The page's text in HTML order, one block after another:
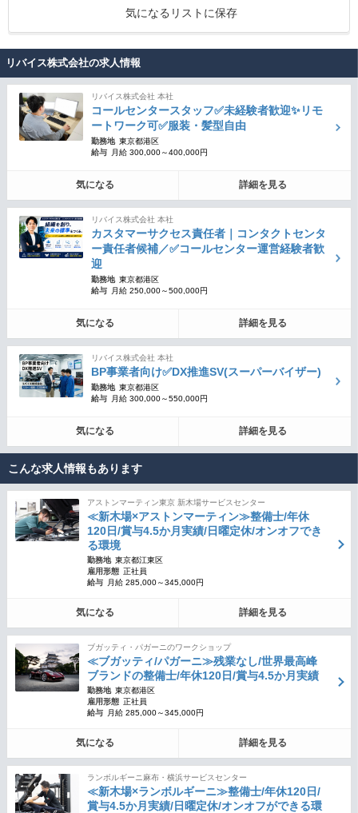
気になるリストに保存
リバイス株式会社の求人情報
リバイス株式会社 本社
コールセンタースタッフ✅未経験者歓迎✨リモ
ートワーク可✅服装・髪型自由
勤務地 東京都港区
給与
月給 300,000～400,000円
気になる 詳細を見る
リバイス株式会社 本社
カスタマーサクセス責任者｜コンタクトセンタ
ー責任者候補／✅コールセンター運営経験者歓
迎
勤務地 東京都港区
給与
月給 250,000～500,000円
気になる 詳細を見る
リバイス株式会社 本社
BP事業者向け✅DX推進SV(スーパーバイザー)
勤務地 東京都港区
給与
月給 300,000～550,000円
気になる 詳細を見る
こんな求人情報もあります
アストンマーティン東京 新木場サービスセンター
≪新木場×アストンマーティン≫整備士/年休
120日/賞与4.5か月実績/日曜定休/オンオフでき
る環境
勤務地 東京都江東区
雇用形態 正社員
給与
月給 285,000～345,000円
気になる 詳細を見る
ブガッティ・パガーニのワークショップ
≪ブガッティ/パガーニ≫残業なし/世界最高峰
ブランドの整備士/年休120日/賞与4.5か月実績
勤務地 東京都港区
雇用形態 正社員
給与
月給 285,000～345,000円
気になる 詳細を見る
ランボルギーニ麻布・横浜サービスセンター
≪新木場×ランボルギーニ≫整備士/年休120日/
賞与4.5か月実績/日曜定休/オンオフができる環